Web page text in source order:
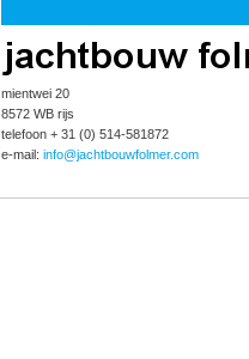
mientwei 20
8572 WB rijs
telefoon + 31 (0) 514-581872
e-mail: info@jachtbouwfolmer.com